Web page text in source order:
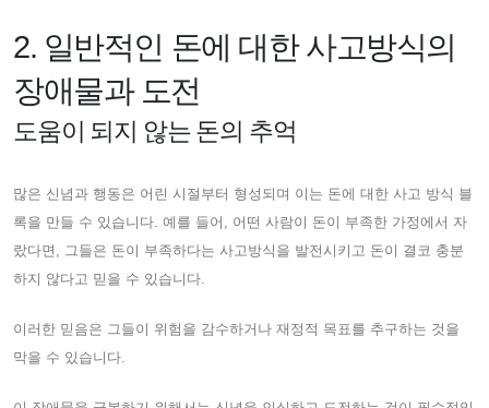
2. 일반적인 돈에 대한 사고방식의
장애물과 도전
도움이 되지 않는 돈의 추억
많은 신념과 행동은 어린 시절부터 형성되며 이는 돈에 대한 사고 방식 블
록을 만들 수 있습니다. 예를 들어, 어떤 사람이 돈이 부족한 가정에서 자
랐다면, 그들은 돈이 부족하다는 사고방식을 발전시키고 돈이 결코 충분
하지 않다고 믿을 수 있습니다.
이러한 믿음은 그들이 위험을 감수하거나 재정적 목표를 추구하는 것을
막을 수 있습니다.